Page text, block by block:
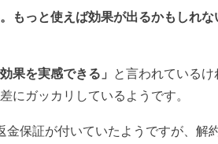
もっと使えば効果が出るかもしれ
果を実感できる」
と言われている
にガッカリしているようです。
保証が付いていたようですが、解